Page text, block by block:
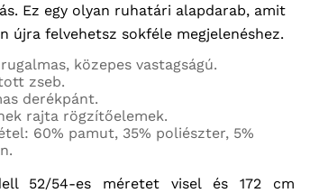
Ez egy olyan ruhatári alapdarab, amit
újra felvehetsz sokféle megjelenéshez.
közepes vastagságú.
zseb.
derékpánt.
rajta rögzítőelemek.
60% pamut, 35% poliészter, 5%
52/54-es méretet visel és 172 cm